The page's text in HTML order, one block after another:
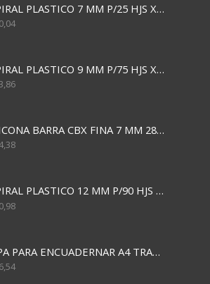
ESPIRAL PLASTICO 7 MM P/25 HJS X50x3000
ESPIRAL PLASTICO 9 MM P/75 HJS X50X2400
SILICONA BARRA CBX FINA 7 MM 28 CM
ESPIRAL PLASTICO 12 MM P/90 HJS X50X1500
TAPA PARA ENCUADERNAR A4 TRANSP x50x500